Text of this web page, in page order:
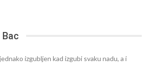
izgubljen kad izgubi svaku nadu, a i